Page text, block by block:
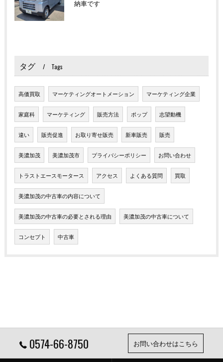
納車です
タグ Tags
高価買取 マーケティングオートメーション マーケティング企業
家庭科 マーケティング 販売方法 ポップ 志望動機
違い 販売促進 お取り寄せ販売 新車販売 販売
美濃加茂 美濃加茂市 プライバシーポリシー お問い合わせ
トラストエースモータース アクセス よくある質問 買取
美濃加茂の中古車の内容について
美濃加茂の中古車の必要とされる理由 美濃加茂の中古車について
コンセプト 中古車
0574-66-8750 お問い合わせはこちら